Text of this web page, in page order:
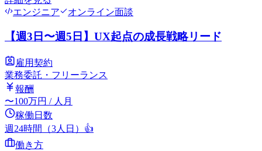
エンジニア
オンライン面談
【週3日〜週5日】UX起点の成長戦略リード
雇用契約
業務委託・フリーランス
報酬
〜100万円 / 人月
稼働日数
週24時間（3人日） 👍
働き方